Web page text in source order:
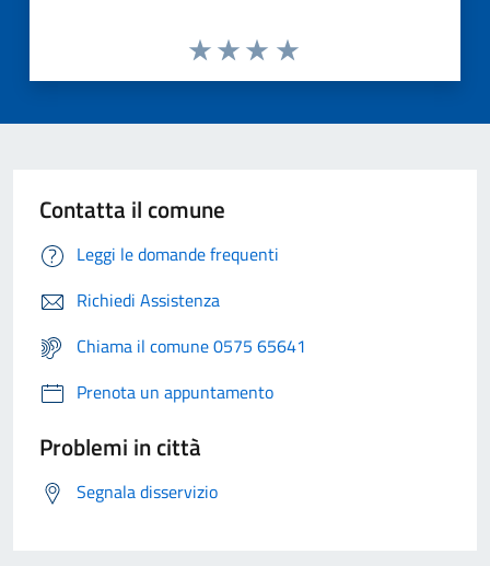
Contatta il comune
Leggi le domande frequenti
Richiedi Assistenza
Chiama il comune 0575 65641
Prenota un appuntamento
Problemi in città
Segnala disservizio